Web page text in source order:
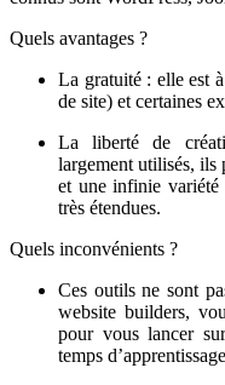
Quels avantages ?
La gratuité : elle est
de site) et certaines
La liberté de
largement utilisés, ils
et une infinie variété
très étendues.
Quels inconvénients ?
Ces outils ne sont
website builders,
pour vous lancer
temps